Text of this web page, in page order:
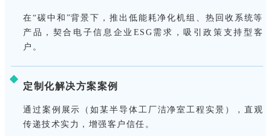
在“碳中和”背景下，推出低能耗净化机组、热回收系统等
产品，契合电子信息企业ESG需求，吸引政策支持型客
户。
定制化解决方案案例
通过案例展示（如某半导体工厂洁净室工程实景），直观
传递技术实力，增强客户信任。